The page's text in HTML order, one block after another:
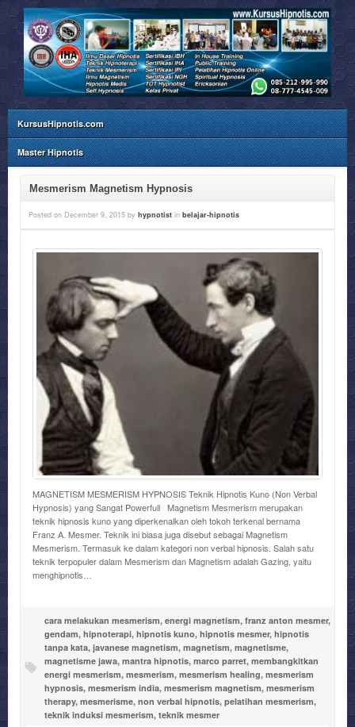
KursusHipnotis.com
Master Hipnotis
Mesmerism Magnetism Hypnosis
Posted on December 9, 2015 by hypnotist in belajar-hipnotis
MAGNETISM MESMERISM HYPNOSIS Teknik Hipnotis Kuno (Non Verbal
Hypnosis) yang Sangat Powerfull Magnetism Mesmerism merupakan
teknik hipnosis kuno yang diperkenalkan oleh tokoh terkenal bernama
Franz A. Mesmer. Teknik ini biasa juga disebut sebagai Magnetism
Mesmerism. Termasuk ke dalam kategori non verbal hipnosis. Salah satu
teknik terpopuler dalam Mesmerism dan Magnetism adalah Gazing, yaitu
menghipnotis…
cara melakukan mesmerism, energi magnetism, franz anton mesmer,
gendam, hipnoterapi, hipnotis kuno, hipnotis mesmer, hipnotis
tanpa kata, javanese magnetism, magnetism, magnetisme,
magnetisme jawa, mantra hipnotis, marco parret, membangkitkan
energi mesmerism, mesmerism, mesmerism healing, mesmerism
hypnosis, mesmerism india, mesmerism magnetism, mesmerism
therapy, mesmerisme, non verbal hipnotis, pelatihan mesmerism,
teknik induksi mesmerism, teknik mesmer